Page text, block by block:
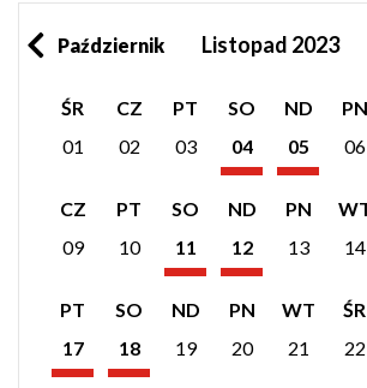
Październik Listopad 2023
ŚR
01
CZ
02
PT
03
listę
dnia:
SO
04
Listopad
listę
dnia:
ND
05
Listopad
PN
06
CZ
09
PT
10
listę
dnia:
SO
11
Listopad
listę
dnia:
ND
12
Listopad
PN
13
14
listę
dnia:
PT
17
Listopad
listę
dnia:
SO
18
Listopad
ND
19
PN
20
WT
21
ŚR
22